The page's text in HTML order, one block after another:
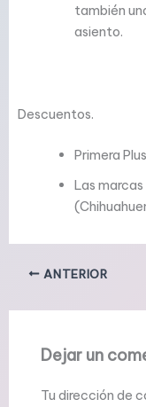
también
asiento.
Descuentos.
Primera
Las
ANTERIOR
Dejar un
Tu dirección de